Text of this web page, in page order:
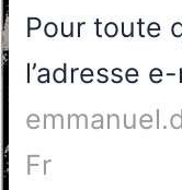
Pour toute
l’adresse
Fr